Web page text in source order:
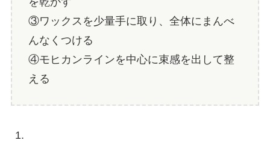
③ワックスを少量手に取り、全体にまんべ
んなくつける
④モヒカンラインを中心に束感を出して整
える